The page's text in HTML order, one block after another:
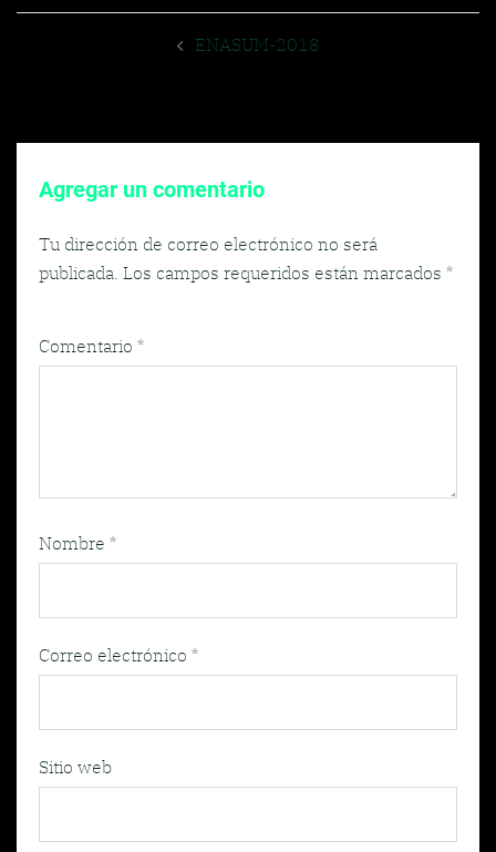
ENASUM-2018
Agregar un comentario
Tu dirección de correo electrónico no será
publicada. Los campos requeridos están marcados *
Comentario *
Nombre *
Correo electrónico *
Sitio web